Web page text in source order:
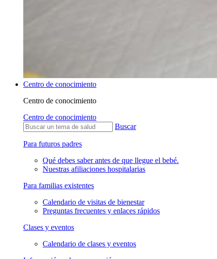
Centro de conocimiento
Centro de conocimiento
Centro de conocimiento
Buscar
Para futuros padres
Qué debes saber antes de que llegue el bebé.
Nuestras afiliaciones hospitalarias
Para familias existentes
Calendario de visitas de bienestar
Preguntas frecuentes y enlaces rápidos
Clases y eventos
Calendario de clases y eventos